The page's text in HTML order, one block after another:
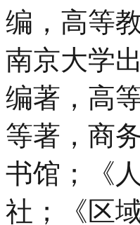
编，高等
南京大学
编著，高
等著，商
书馆；《
社；《区